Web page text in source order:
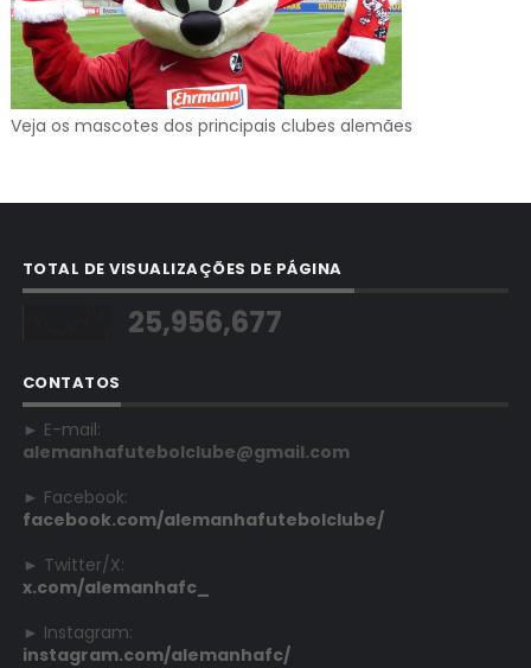
Veja os mascotes dos principais clubes alemães
TOTAL DE VISUALIZAÇÕES DE PÁGINA
25,956,677
CONTATOS
► E-mail:
alemanhafutebolclube@gmail.com
► Facebook:
facebook.com/alemanhafutebolclube/
► Twitter/X:
x.com/alemanhafc_
► Instagram:
instagram.com/alemanhafc/